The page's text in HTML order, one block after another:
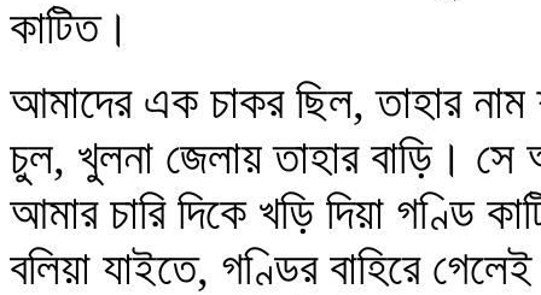
কাটিত।
আমাদের এক চাকর ছিল, তাহার নাম
চুল, খুলনা জেলায় তাহার বাড়ি। সে
আমার চারি দিকে খড়ি দিয়া গণ্ডি
বলিয়া যাইতে, গণ্ডির বাহিরে